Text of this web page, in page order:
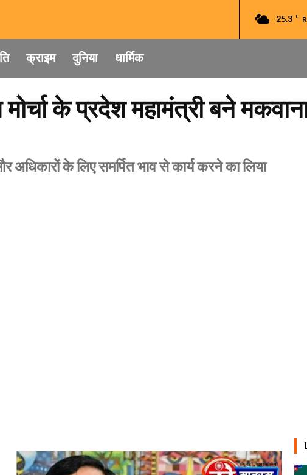
25.3 C
क्राइम दुनिया धार्मिक
के प्रदेश महामंत्री बने
के लिए समर्पित भाव से कार्य करने का लिया